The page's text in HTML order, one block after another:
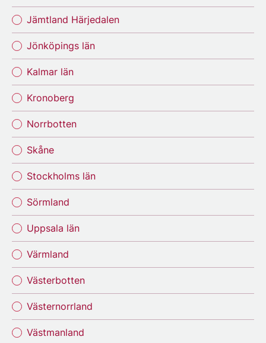
Jämtland Härjedalen
Jönköpings län
Kalmar län
Kronoberg
Norrbotten
Skåne
Stockholms län
Sörmland
Uppsala län
Värmland
Västerbotten
Västernorrland
Västmanland